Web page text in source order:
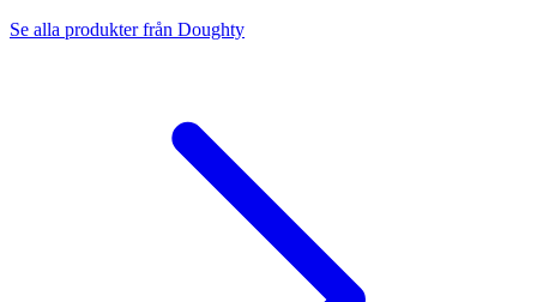
Se alla produkter från Doughty